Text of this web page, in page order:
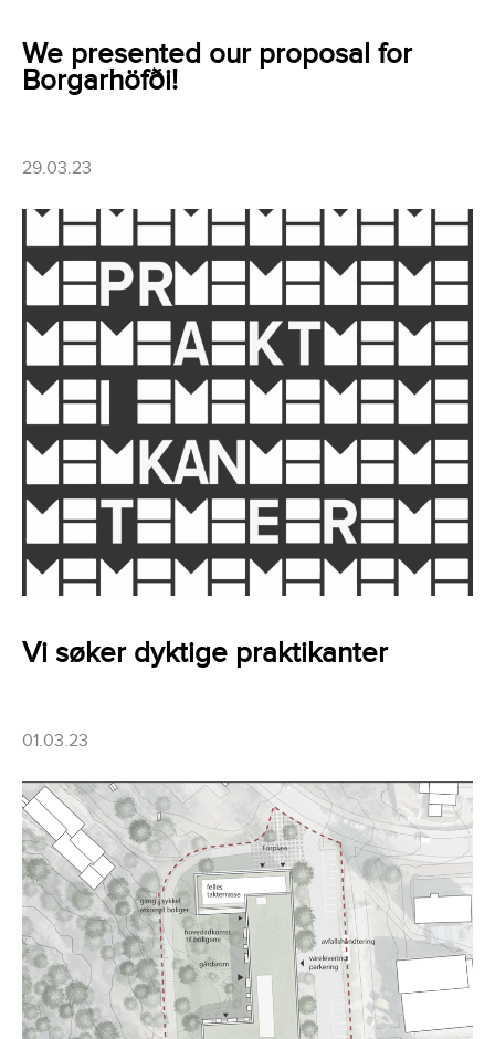
We presented our proposal for
Borgarhöfði!
29.03.23
Vi søker dyktige praktikanter
01.03.23